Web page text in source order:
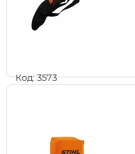
Код: 3573